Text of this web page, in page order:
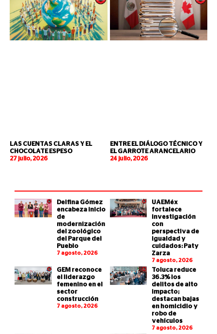
LAS CUENTAS CLARAS Y EL
CHOCOLATE ESPESO
27 julio, 2026
ENTRE EL DIÁLOGO TÉCNICO Y
EL GARROTE ARANCELARIO
24 julio, 2026
Delfina Gómez
encabeza inicio
de
modernización
del zoológico
del Parque del
Pueblo
7 agosto, 2026
UAEMéx
fortalece
investigación
con
perspectiva de
igualdad y
cuidados: Paty
Zarza
7 agosto, 2026
GEM reconoce
el liderazgo
femenino en el
sector
construcción
7 agosto, 2026
Toluca reduce
36.3% los
delitos de alto
impacto;
destacan bajas
en homicidio y
robo de
vehículos
7 agosto, 2026